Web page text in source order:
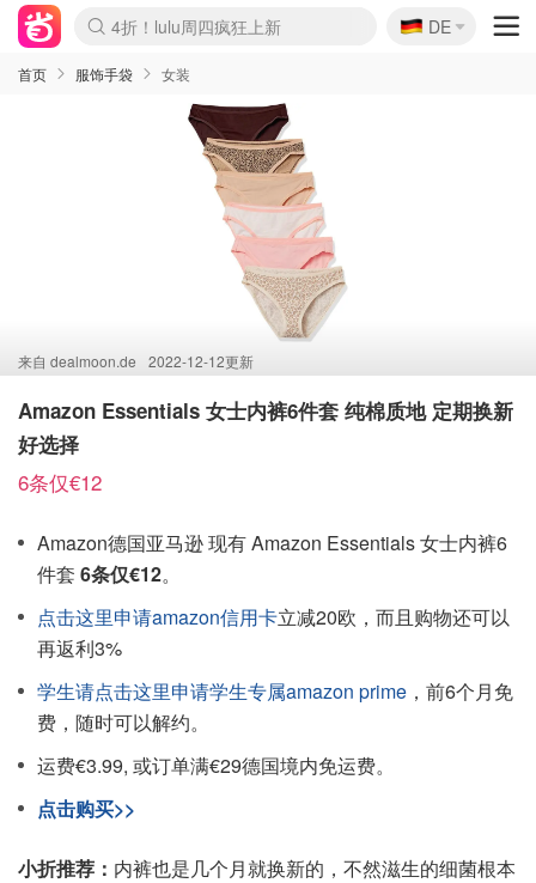
Boticinal 夏促开抢！
4折！lulu周四疯狂上新
还没结束！&OtherStories大促
Joybuy变相75折 随时失效
速领！Stanley独家85折
疑似霸哥！Camper额外叠85折
Zalando 奥莱闪促！每日更新
Moncler反季囤！5折起+叠9折
Coach Brooklyn仅€192
🇩🇪
DE
首页 服饰手袋 女装
来自 dealmoon.de 2022-12-12更新
Amazon Essentials 女士内裤6件套 纯棉质地 定期换新
好选择
6条仅€12
Amazon德国亚马逊 现有 Amazon Essentials 女士内裤6
件套 6条仅€12。
点击这里申请amazon信用卡立减20欧，而且购物还可以
再返利3%
学生请点击这里申请学生专属amazon prime ，前6个月免
费，随时可以解约。
运费€3.99, 或订单满€29德国境内免运费。
点击购买>>
小折推荐： 内裤也是几个月就换新的，不然滋生的细菌根本